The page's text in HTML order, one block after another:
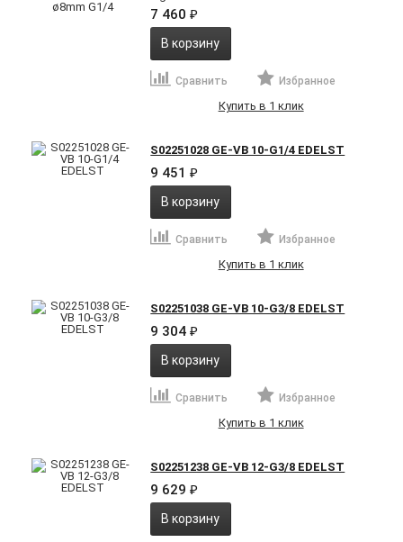
7 460₽
В корзину
Сравнить Избранное
Купить в 1 клик
S02251028 GE-VB 10-G1/4 EDELST
9 451₽
В корзину
Сравнить Избранное
Купить в 1 клик
S02251038 GE-VB 10-G3/8 EDELST
9 304₽
В корзину
Сравнить Избранное
Купить в 1 клик
S02251238 GE-VB 12-G3/8 EDELST
9 629₽
В корзину